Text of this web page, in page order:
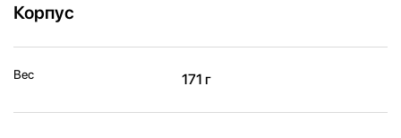
Корпус
Вес 171 г